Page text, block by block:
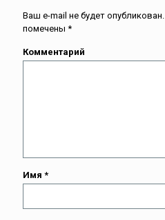
Ваш e-mail не будет опубликован.
помечены *
Комментарий
Имя *